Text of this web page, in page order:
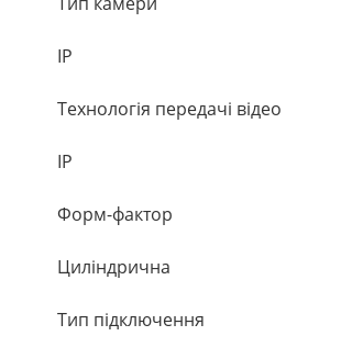
IP
Технологія передачі відео
IP
Форм-фактор
Циліндрична
Тип підключення